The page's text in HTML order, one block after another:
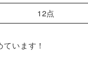
12点
います！